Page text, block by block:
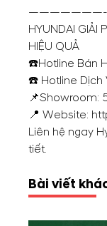
———————-
HYUNDAI GIẢI
HIỆU QUẢ
☎️Hotline Bán
☎️ Hotline Dịch
📌Showroom:
📍 Website:
Liên hệ ngay
tiết.
Bài viết